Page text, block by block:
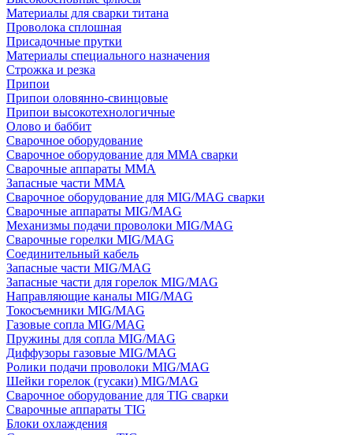
Материалы для сварки титана
Проволока сплошная
Присадочные прутки
Материалы специального назначения
Строжка и резка
Припои
Припои оловянно-свинцовые
Припои высокотехнологичные
Олово и баббит
Сварочное оборудование
Сварочное оборудование для MMA сварки
Сварочные аппараты MMA
Запасные части MMA
Сварочное оборудование для MIG/MAG сварки
Сварочные аппараты MIG/MAG
Механизмы подачи проволоки MIG/MAG
Сварочные горелки MIG/MAG
Соединительный кабель
Запасные части MIG/MAG
Запасные части для горелок MIG/MAG
Направляющие каналы MIG/MAG
Токосъемники MIG/MAG
Газовые сопла MIG/MAG
Пружины для сопла MIG/MAG
Диффузоры газовые MIG/MAG
Ролики подачи проволоки MIG/MAG
Шейки горелок (гусаки) MIG/MAG
Сварочное оборудование для TIG сварки
Сварочные аппараты TIG
Блоки охлаждения